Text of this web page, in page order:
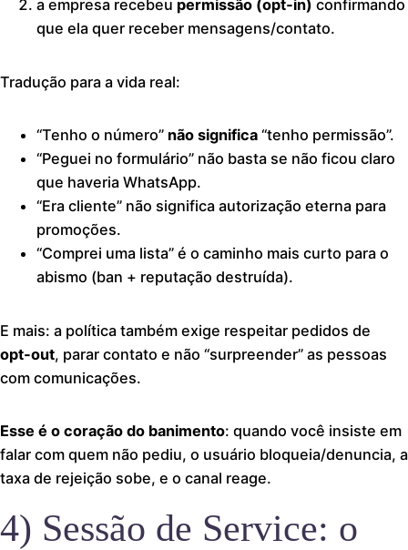
a empresa recebeu permissão (opt‑in) confirmando
que ela quer receber mensagens/contato.
Tradução para a vida real:
“Tenho o número” não significa “tenho permissão”.
“Peguei no formulário” não basta se não ficou claro
que haveria WhatsApp.
“Era cliente” não significa autorização eterna para
promoções.
“Comprei uma lista” é o caminho mais curto para o
abismo (ban + reputação destruída).
E mais: a política também exige respeitar pedidos de
opt‑out, parar contato e não “surpreender” as pessoas
com comunicações.
Esse é o coração do banimento: quando você insiste em
falar com quem não pediu, o usuário bloqueia/denuncia, a
taxa de rejeição sobe, e o canal reage.
4) Sessão de Service: o